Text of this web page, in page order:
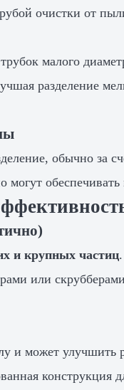
очистки от
малого
разделение
обычно за
могут
и крупных частиц
или
и может улучшить
конструкция